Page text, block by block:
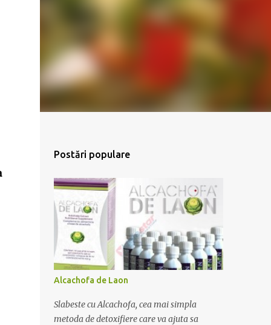
Postări populare
Alcachofa de Laon
Slabeste cu Alcachofa, cea mai simpla
metoda de detoxifiere care va ajuta sa